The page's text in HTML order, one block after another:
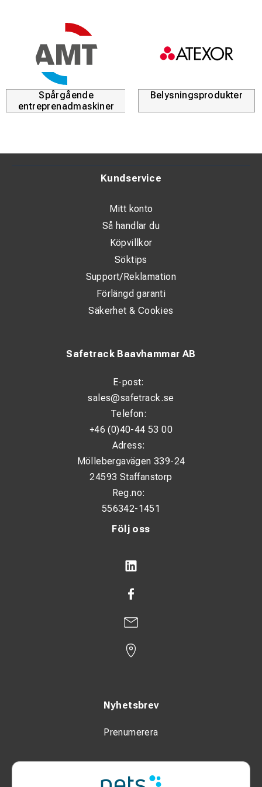
100kN / mm² (min)
Densitet:
0,96g / cm³ (min), ej skummad
Driftstemperatur:
Monteringstemperatur:
Fackstorlek:115,6mm
Spårgående
entreprenadmaskiner
Belysningsprodukter
Följ oss
Nyhetsbrev
Prenumerera
Safetrack Baavhammar AB
E-post:
sales@safetrack.se
Telefon:
+46 (0)40-44 53 00
Adress:
Möllebergavägen 339-24
24593 Staffanstorp
Reg.no:
556342-1451
Kundservice
Mitt konto
Så handlar du
Köpvillkor
Söktips
Support/Reklamation
Förlängd garanti
Säkerhet & Cookies